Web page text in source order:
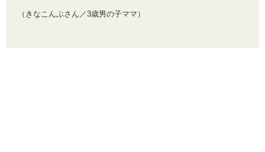
（きなこんぶさん／3歳男の子ママ）